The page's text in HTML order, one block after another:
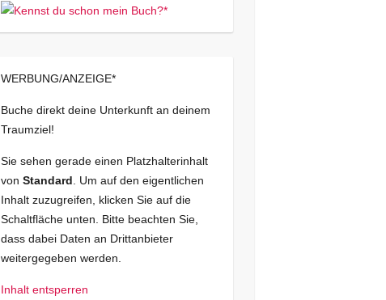
WERBUNG/ANZEIGE*
Buche direkt deine Unterkunft an deinem
Traumziel!
Sie sehen gerade einen Platzhalterinhalt
von Standard . Um auf den eigentlichen
Inhalt zuzugreifen, klicken Sie auf die
Schaltfläche unten. Bitte beachten Sie,
dass dabei Daten an Drittanbieter
weitergegeben werden.
Inhalt entsperren